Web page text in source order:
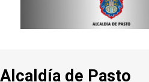
Alcaldía de Pasto